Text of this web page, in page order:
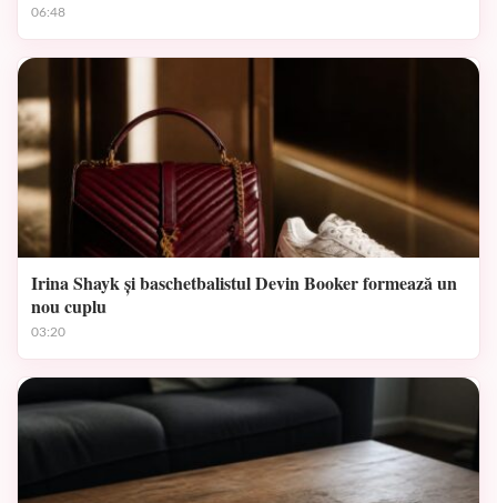
06:48
Irina Shayk și baschetbalistul Devin Booker formează un
nou cuplu
03:20